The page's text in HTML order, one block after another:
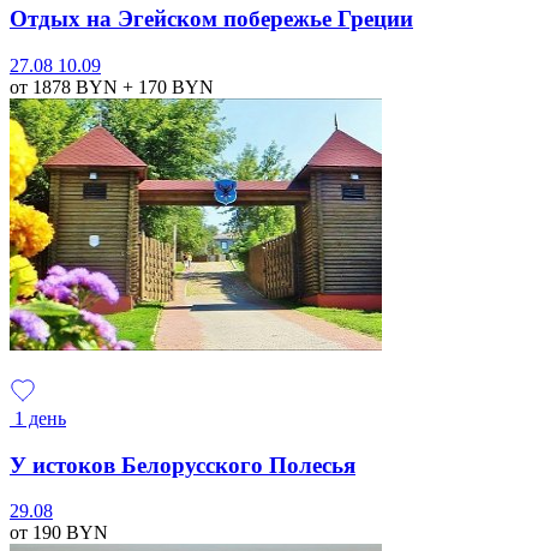
Отдых на Эгейском побережье Греции
27.08 10.09
от 1878 BYN + 170 BYN
1 день
У истоков Белорусского Полесья
29.08
от 190 BYN